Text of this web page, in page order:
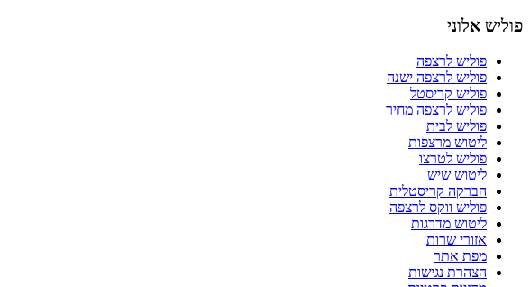
פוליש אלוני
פוליש לרצפה
פוליש לרצפה ישנה
פוליש קריסטל
פוליש לרצפה מחיר
פוליש לבית
ליטוש מרצפות
פוליש לטרצו
ליטוש שיש
הברקה קריסטלית
פוליש ווקס לרצפה
ליטוש מדרגות
אזורי שרות
מפת אתר
הצהרת נגישות